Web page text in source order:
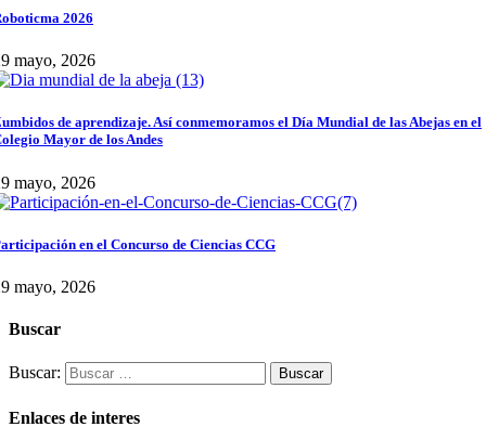
2026
mayo, 2026
de aprendizaje. Así conmemoramos el Día Mundial de las Abejas en el
Mayor de los Andes
mayo, 2026
en el Concurso de Ciencias CCG
mayo, 2026
Buscar
Buscar:
Enlaces de interes